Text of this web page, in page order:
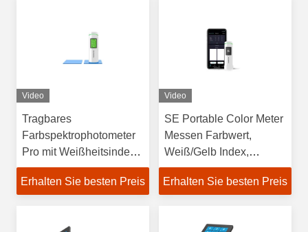
Video
Tragbares
Farbspektrophotometer
Pro mit Weißheitsindex,
Gelblichkeitsindex,
Opacitätsmessung
Erhalten Sie besten Preis
Video
SE Portable Color Meter
Messen Farbwert,
Weiß/Gelb Index,
Farbgeschwindigkeit,
mobile APP
Erhalten Sie besten Preis